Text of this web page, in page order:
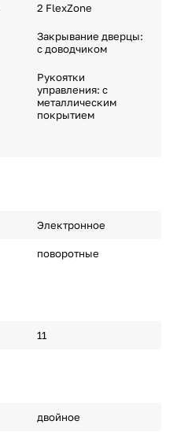
2 FlexZone
Закрывание дверцы:
с доводчиком
Рукоятки
управления: с
металлическим
покрытием
Электронное
поворотные
11
двойное